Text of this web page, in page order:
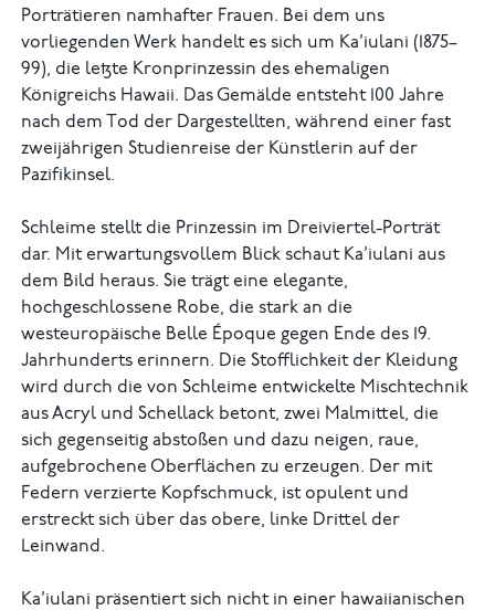
Porträtieren namhafter Frauen. Bei dem uns
vorliegenden Werk handelt es sich um Ka’iulani (1875–
99), die letzte Kronprinzessin des ehemaligen
Königreichs Hawaii. Das Gemälde entsteht 100 Jahre
nach dem Tod der Dargestellten, während einer fast
zweijährigen Studienreise der Künstlerin auf der
Pazifikinsel.
Schleime stellt die Prinzessin im Dreiviertel-Porträt
dar. Mit erwartungsvollem Blick schaut Ka’iulani aus
dem Bild heraus. Sie trägt eine elegante,
hochgeschlossene Robe, die stark an die
westeuropäische Belle Époque gegen Ende des 19.
Jahrhunderts erinnern. Die Stofflichkeit der Kleidung
wird durch die von Schleime entwickelte Mischtechnik
aus Acryl und Schellack betont, zwei Malmittel, die
sich gegenseitig abstoßen und dazu neigen, raue,
aufgebrochene Oberflächen zu erzeugen. Der mit
Federn verzierte Kopfschmuck, ist opulent und
erstreckt sich über das obere, linke Drittel der
Leinwand.
Ka’iulani präsentiert sich nicht in einer hawaiianischen